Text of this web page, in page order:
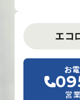
エコ
お
営